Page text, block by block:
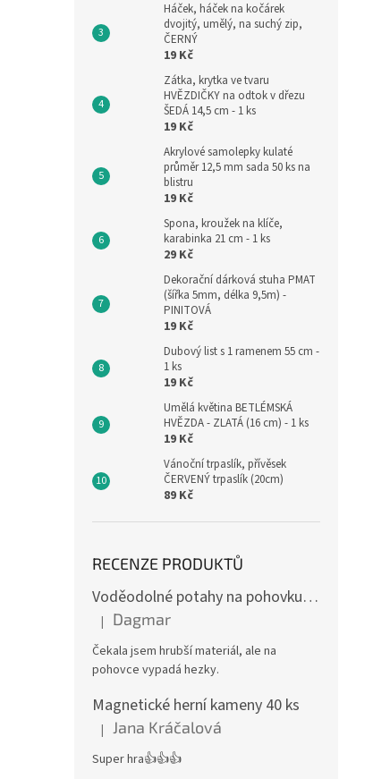
Háček, háček na kočárek
dvojitý, umělý, na suchý zip,
ČERNÝ
19 Kč
Zátka, krytka ve tvaru
HVĚZDIČKY na odtok v dřezu
ŠEDÁ 14,5 cm - 1 ks
19 Kč
Akrylové samolepky kulaté
průměr 12,5 mm sada 50 ks na
blistru
19 Kč
Spona, kroužek na klíče,
karabinka 21 cm - 1 ks
29 Kč
Dekorační dárková stuha PMAT
(šířka 5mm, délka 9,5m) -
PINITOVÁ
19 Kč
Dubový list s 1 ramenem 55 cm -
1 ks
19 Kč
Umělá květina BETLÉMSKÁ
HVĚZDA - ZLATÁ (16 cm) - 1 ks
19 Kč
Vánoční trpaslík, přívěsek
ČERVENÝ trpaslík (20cm)
89 Kč
RECENZE PRODUKTŮ
Voděodolné potahy na pohovku se vzorem
Hodnocení produktu je 4 z 5 hvězdiček.
| Dagmar
Čekala jsem hrubší materiál, ale na
pohovce vypadá hezky.
Magnetické herní kameny 40 ks
Hodnocení produktu je 5 z 5 hvězdiček.
| Jana Kráčalová
Super hra👍👍👍